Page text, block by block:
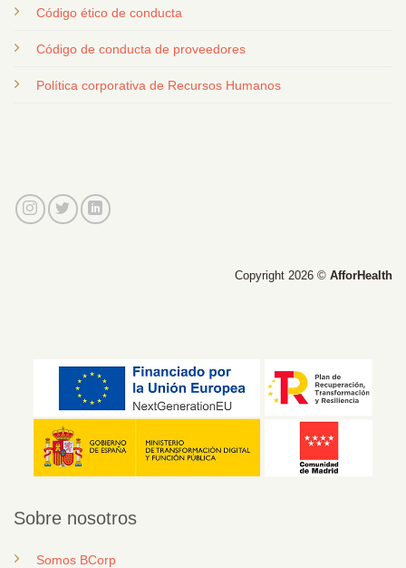
Código ético de conducta
Código de conducta de proveedores
Política corporativa de Recursos Humanos
Copyright 2026 © AfforHealth
Sobre nosotros
Somos BCorp